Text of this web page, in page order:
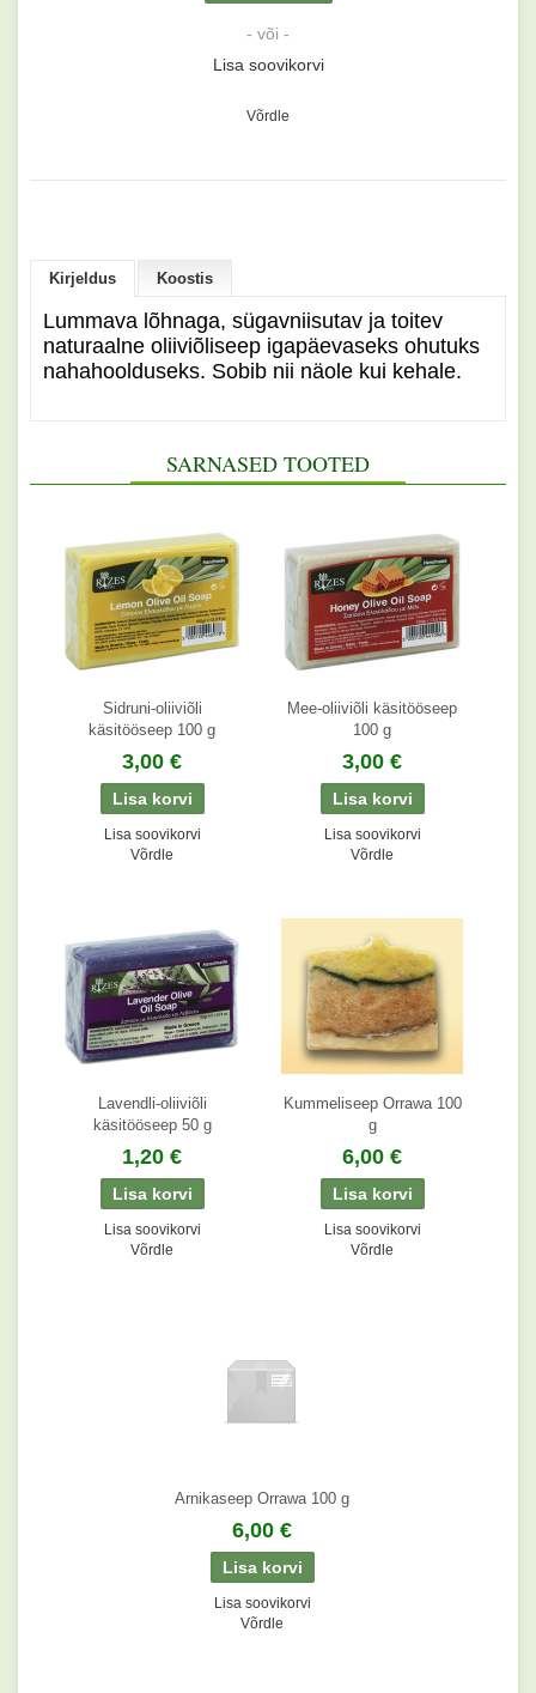
- või -
Lisa soovikorvi
Võrdle
Kirjeldus Koostis
Lummava lõhnaga, sügavniisutav ja toitev
naturaalne oliiviõliseep igapäevaseks ohutuks
nahahoolduseks. Sobib nii näole kui kehale.
SARNASED TOOTED
Sidruni-oliiviõli
käsitööseep 100 g
3,00 €
Lisa soovikorvi
Võrdle
Mee-oliiviõli käsitööseep
100 g
3,00 €
Lisa soovikorvi
Võrdle
Lavendli-oliiviõli
käsitööseep 50 g
1,20 €
Lisa soovikorvi
Võrdle
Kummeliseep Orrawa 100
g
6,00 €
Lisa soovikorvi
Võrdle
Arnikaseep Orrawa 100 g
6,00 €
Lisa soovikorvi
Võrdle